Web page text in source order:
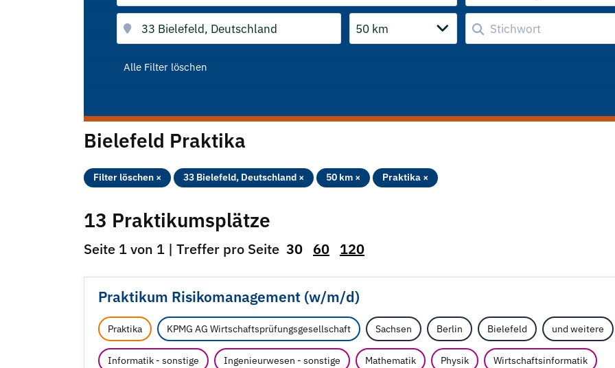
50 km
Alle Filter löschen
Bielefeld Praktika
Filter löschen × 33 Bielefeld, Deutschland × 50 km × Praktika ×
13 Praktikumsplätze
Seite 1 von 1 | Treffer pro Seite 30 60 120
Praktikum Risikomanagement (w/m/d)
Praktika KPMG AG Wirtschaftsprüfungsgesellschaft Sachsen Berlin Bielefeld und weitere
Informatik - sonstige Ingenieurwesen - sonstige Mathematik Physik Wirtschaftsinformatik